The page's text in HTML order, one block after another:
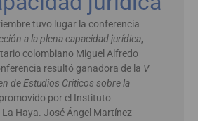
tuvo lugar la conferencia
a la plena capacidad jurídica,
colombiano Miguel Alfredo
resultó ganadora de la V
de Estudios Críticos sobre la
por el Instituto
Haya. José Ángel Martínez